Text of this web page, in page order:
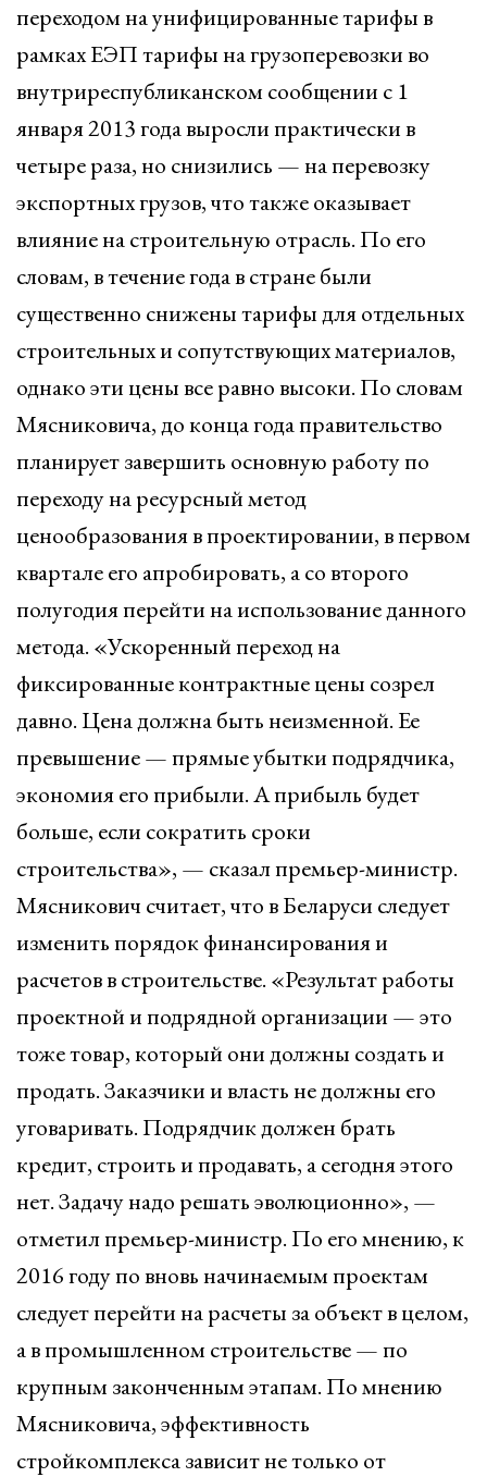
переходом на унифицированные тарифы в
рамках ЕЭП тарифы на грузоперевозки во
внутриреспубликанском сообщении с 1
января 2013 года выросли практически в
четыре раза, но снизились — на перевозку
экспортных грузов, что также оказывает
влияние на строительную отрасль. По его
словам, в течение года в стране были
существенно снижены тарифы для отдельных
строительных и сопутствующих материалов,
однако эти цены все равно высоки. По словам
Мясниковича, до конца года правительство
планирует завершить основную работу по
переходу на ресурсный метод
ценообразования в проектировании, в первом
квартале его апробировать, а со второго
полугодия перейти на использование данного
метода. «Ускоренный переход на
фиксированные контрактные цены созрел
давно. Цена должна быть неизменной. Ее
превышение — прямые убытки подрядчика,
экономия его прибыли. А прибыль будет
больше, если сократить сроки
строительства», — сказал премьер-министр.
Мясникович считает, что в Беларуси следует
изменить порядок финансирования и
расчетов в строительстве. «Результат работы
проектной и подрядной организации — это
тоже товар, который они должны создать и
продать. Заказчики и власть не должны его
уговаривать. Подрядчик должен брать
кредит, строить и продавать, а сегодня этого
нет. Задачу надо решать эволюционно», —
отметил премьер-министр. По его мнению, к
2016 году по вновь начинаемым проектам
следует перейти на расчеты за объект в целом,
а в промышленном строительстве — по
крупным законченным этапам. По мнению
Мясниковича, эффективность
стройкомплекса зависит не только от